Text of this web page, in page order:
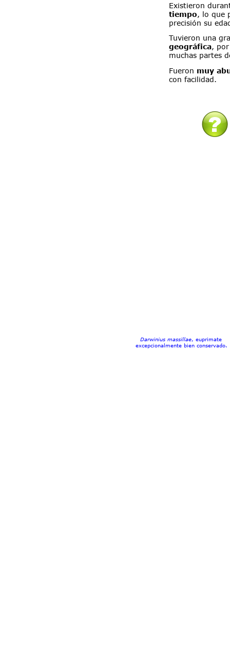
Existieron
tiempo, lo que
precisión su
Tuvieron una
geográfica,
muchas partes
Fueron muy
con facilidad.
Darwinius massillae, euprimate
excepcionalmente bien conservado.